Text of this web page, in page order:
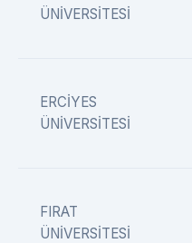
ÜNİVERSİTESİ
ERCİYES
ÜNİVERSİTESİ
FIRAT
ÜNİVERSİTESİ